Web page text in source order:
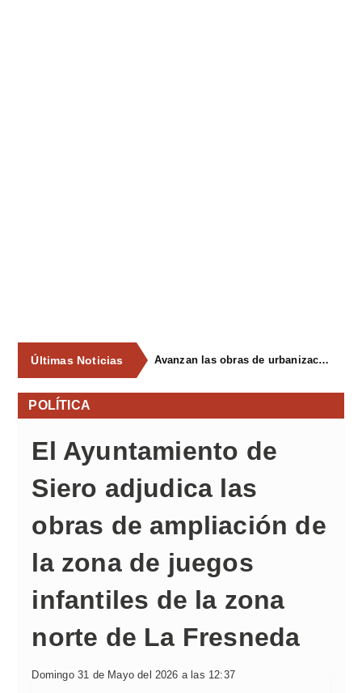
Últimas Noticias Avanzan las obras de urbanización del parque de La Reconquista, en los terrenos del antiguo matadero de Pola de Siero
POLÍTICA
El Ayuntamiento de
Siero adjudica las
obras de ampliación de
la zona de juegos
infantiles de la zona
norte de La Fresneda
Domingo 31 de Mayo del 2026 a las 12:37